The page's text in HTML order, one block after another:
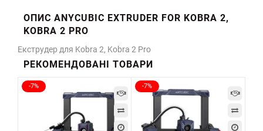
ОПИС ANYCUBIC EXTRUDER FOR KOBRA 2,
KOBRA 2 PRO
Екструдер для Kobra 2, Kobra 2 Pro
РЕКОМЕНДОВАНІ ТОВАРИ
-7% -7%